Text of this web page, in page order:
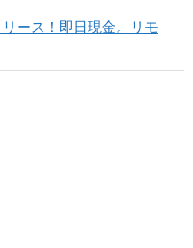
ース！即日現金。リモ